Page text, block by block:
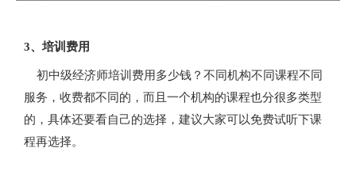
3、培训费用
初中级经济师培训费用多少钱？不同机构不同课程不同
服务，收费都不同的，而且一个机构的课程也分很多类型
的，具体还要看自己的选择，建议大家可以免费试听下课
程再选择。